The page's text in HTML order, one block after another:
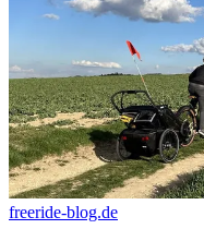
freeride-blog.de